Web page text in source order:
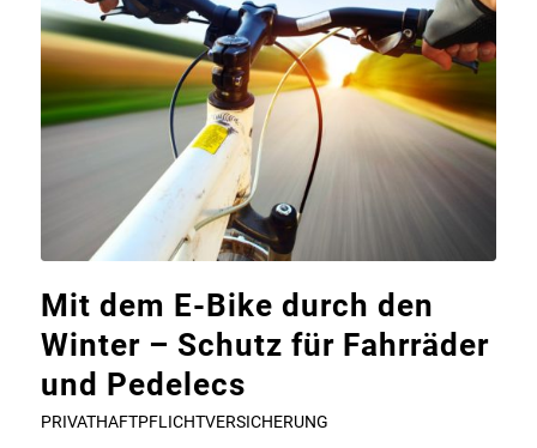
Mit dem E-Bike durch den
Winter – Schutz für Fahrräder
und Pedelecs
PRIVATHAFTPFLICHTVERSICHERUNG